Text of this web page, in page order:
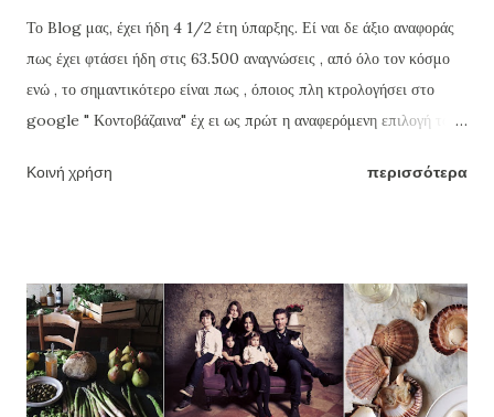
Το Blog μας, έχει ήδη 4 1/2 έτη ύπαρξης. Εί ναι δε άξιο αναφοράς
πως έχει φτάσει ήδη στις 63.500 αναγνώσεις , από όλο τον κόσμο
ενώ , το σημαντικότερο είναι πως , όποιος πλη κτρολογήσει στο
google " Κοντοβάζαινα" έχ ει ως πρώτ η αναφερόμενη επιλογή το
και παραγωγή σκέψης, διαφάνεια, αποτύπωση σημείων του χωριού
που έχετε προτείνει εσ είς. Εύκολη και παραδοσιακή συνταγή από
την συμπατριώτισσα μας, την Όλγα Καψή . 1 βιτάμ 250γραμ., λίγο
αλάτι (περίπου 1 κουταλάκι του γλυκού), 1 1/2 κούπα ζάχαρη, 1/2
κούπα γάλα, 4 αυγά, 1 φακελάκι μπέικιν κ (20 γραμ), 1/2 φακελάκι
Κοινή χρήση περισσότερα